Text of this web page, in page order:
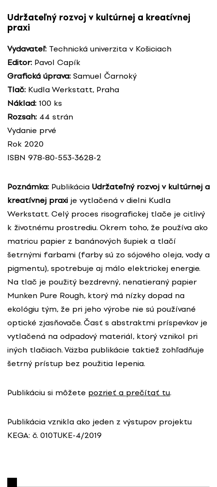
Udržateľný rozvoj v kultúrnej a kreatívnej
praxi
Vydavateľ: Technická univerzita v Košiciach
Editor: Pavol Capík
Grafická úprava: Samuel Čarnoký
Tlač: Kudla Werkstatt, Praha
Náklad: 100 ks
Rozsah: 44 strán
Vydanie prvé
Rok 2020
ISBN 978-80-553-3628-2
Poznámka: Publikácia Udržateľný rozvoj v kultúrnej a
kreatívnej praxi je vytlačená v dielni Kudla
Werkstatt. Celý proces risografickej tlače je citlivý
k životnému prostrediu. Okrem toho, že používa ako
matricu papier z banánových šupiek a tlačí
šetrnými farbami (farby sú zo sójového oleja, vody a
pigmentu), spotrebuje aj málo elektrickej energie.
Na tlač je použitý bezdrevný, nenatieraný papier
Munken Pure Rough, ktorý má nízky dopad na
ekológiu tým, že pri jeho výrobe nie sú používané
optické zjasňovače. Časť s abstraktmi príspevkov je
vytlačená na odpadový materiál, ktorý vznikol pri
iných tlačiach. Väzba publikácie taktiež zohľadňuje
šetrný prístup bez použitia lepenia.
Publikáciu si môžete pozrieť a prečítať tu.
Publikácia vznikla ako jeden z výstupov projektu
KEGA: č. 010TUKE-4/2019